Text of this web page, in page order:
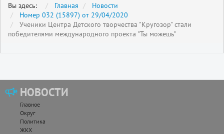
Вы здесь: Главная
Новости
Номер 032 (15897) от 29/04/2020
Ученики Центра Детского творчества "Кругозор" стали
победителями международного проекта "Ты можешь"
НОВОСТИ
Главное
Округ
Политика
ЖКХ